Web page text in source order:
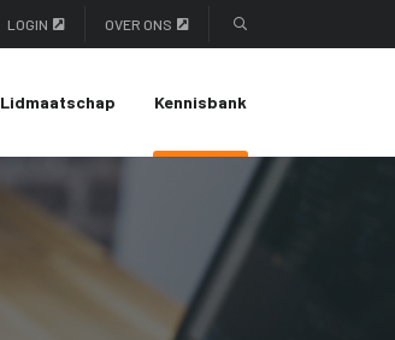
LOGIN OVER ONS
Lidmaatschap Kennisbank